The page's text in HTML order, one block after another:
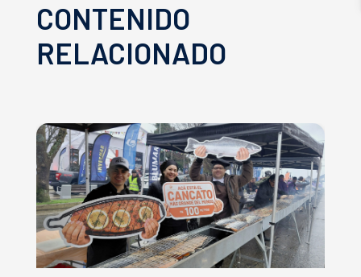
CONTENIDO
RELACIONADO